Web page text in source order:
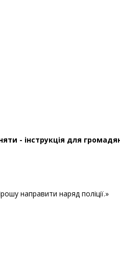
- інструкція для
направити наряд поліції.»